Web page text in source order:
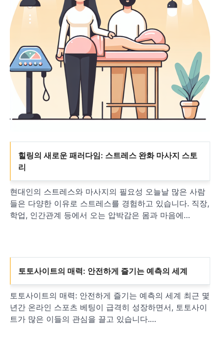
힐링의 새로운 패러다임: 스트레스 완화 마사지 스토
리
현대인의 스트레스와 마사지의 필요성 오늘날 많은 사람
들은 다양한 이유로 스트레스를 경험하고 있습니다. 직장,
학업, 인간관계 등에서 오는 압박감은 몸과 마음에…
토토사이트의 매력: 안전하게 즐기는 예측의 세계
토토사이트의 매력: 안전하게 즐기는 예측의 세계 최근 몇
년간 온라인 스포츠 베팅이 급격히 성장하면서, 토토사이
트가 많은 이들의 관심을 끌고 있습니다.…